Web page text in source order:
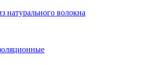
натурального волокна